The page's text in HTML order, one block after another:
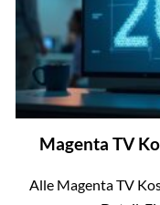
Magenta TV
Alle Magenta TV